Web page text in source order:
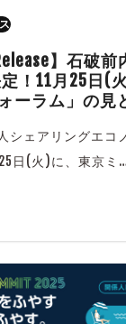
】石破
！11月25日(
ーラム」の見
シェアリングエコ
日(火)に、東京ミ